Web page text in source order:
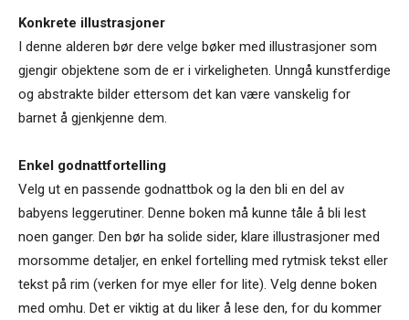
Konkrete illustrasjoner
I denne alderen bør dere velge bøker med illustrasjoner som
gjengir objektene som de er i virkeligheten. Unngå kunstferdige
og abstrakte bilder ettersom det kan være vanskelig for
barnet å gjenkjenne dem.
Enkel godnattfortelling
Velg ut en passende godnattbok og la den bli en del av
babyens leggerutiner. Denne boken må kunne tåle å bli lest
noen ganger. Den bør ha solide sider, klare illustrasjoner med
morsomme detaljer, en enkel fortelling med rytmisk tekst eller
tekst på rim (verken for mye eller for lite). Velg denne boken
med omhu. Det er viktig at du liker å lese den, for du kommer